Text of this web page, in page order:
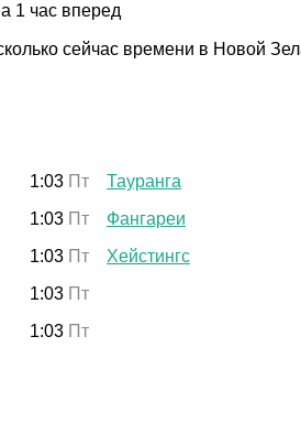
1 час вперед
сейчас времени в Новой
1:03 Пт
1:03 Пт
1:03 Пт
1:03 Пт
1:03 Пт
Тауранга
Фангареи
Хейстингс